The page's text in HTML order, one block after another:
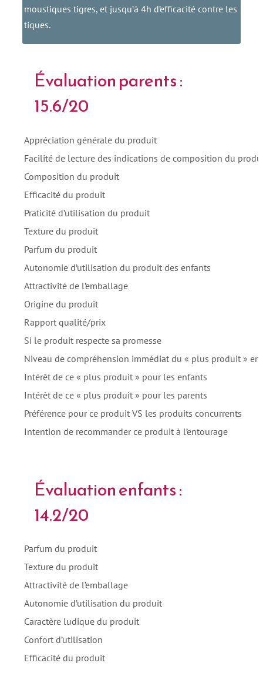
moustiques tigres, et jusqu’à 4h d’efficacité contre les
tiques.
Évaluation parents :
15.6/20
Appréciation générale du produit
Facilité de lecture des indications de composition du
Composition du produit
Efficacité du produit
Praticité d’utilisation du produit
Texture du produit
Parfum du produit
Autonomie d’utilisation du produit des enfants
Attractivité de l’emballage
Origine du produit
Rapport qualité/prix
Si le produit respecte sa promesse
Niveau de compréhension immédiat du « plus produit »
Intérêt de ce « plus produit » pour les enfants
Intérêt de ce « plus produit » pour les parents
Préférence pour ce produit VS les produits concurrents
Intention de recommander ce produit à l’entourage
Évaluation enfants :
14.2/20
Parfum du produit
Texture du produit
Attractivité de l’emballage
Autonomie d’utilisation du produit
Caractère ludique du produit
Confort d’utilisation
Efficacité du produit